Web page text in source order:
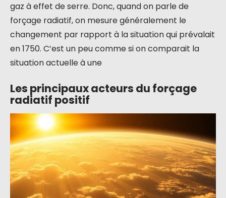
gaz à effet de serre. Donc, quand on parle de
forçage radiatif, on mesure généralement le
changement par rapport à la situation qui prévalait
en 1750. C’est un peu comme si on comparait la
situation actuelle à une
Les principaux acteurs du forçage
radiatif positif